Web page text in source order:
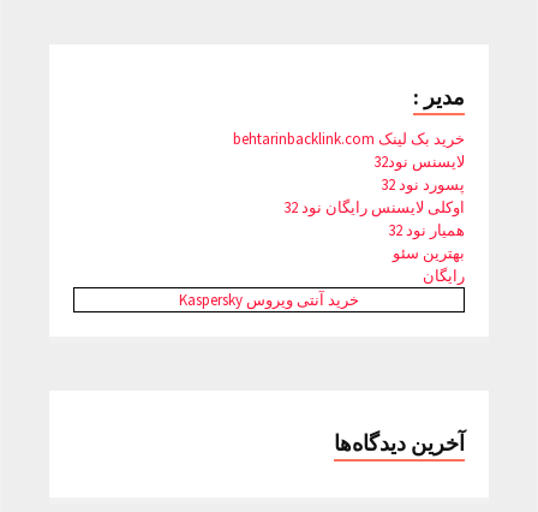
مدیر :
خرید بک لینک behtarinbacklink.com
لایسنس نود32
پسورد نود 32
اوکلی لایسنس رایگان نود 32
همیار نود 32
بهترین سئو
رایگان
خرید آنتی ویروس Kaspersky
آخرین دیدگاه‌ها